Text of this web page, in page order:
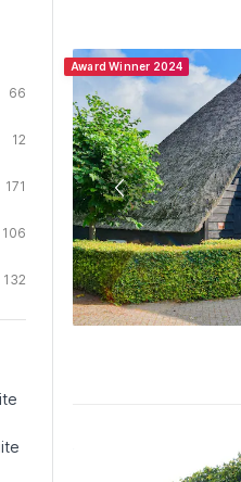
66
12
171
106
132
Award Winner 2024